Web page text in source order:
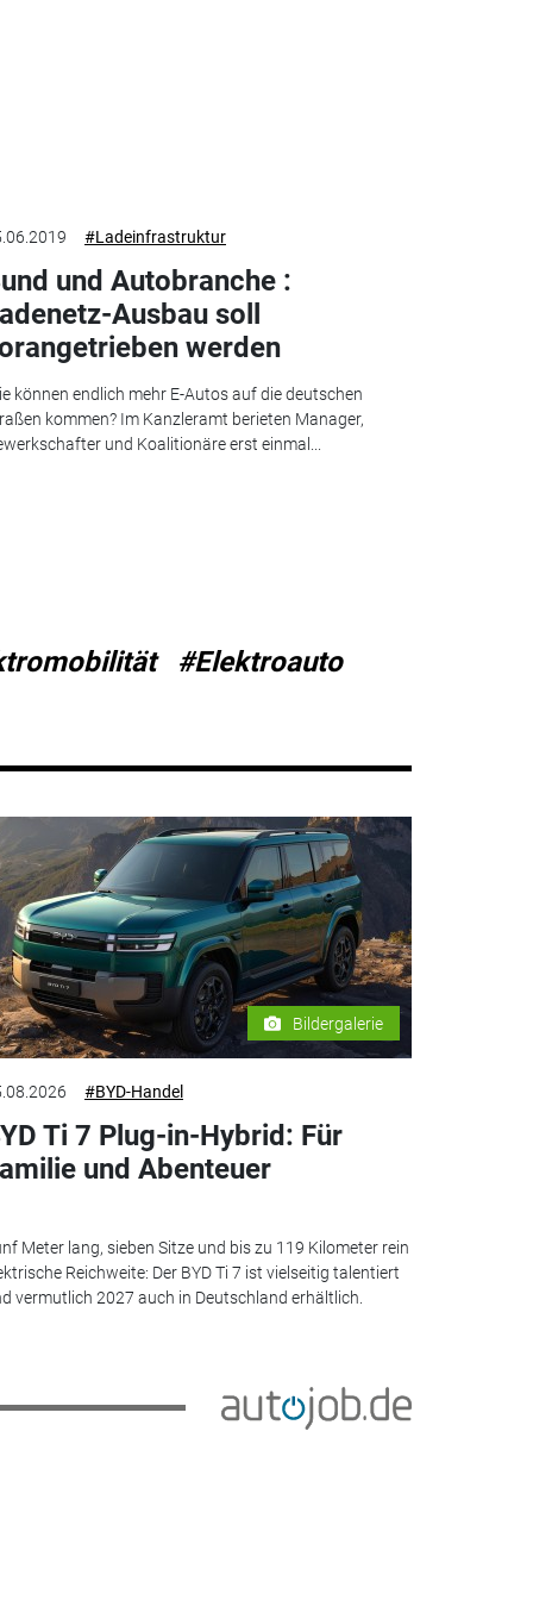
#Ladeinfrastruktur
und Autobranche :
Ausbau soll
werden
können endlich mehr E-Autos auf die deutschen
kommen? Im Kanzleramt berieten Manager,
und Koalitionäre erst einmal...
#Elektroauto
Bildergalerie
#BYD-Handel
Ti 7 Plug-in-Hybrid: Für
und Abenteuer
Meter lang, sieben Sitze und bis zu 119 Kilometer rein
Reichweite: Der BYD Ti 7 ist vielseitig talentiert
vermutlich 2027 auch in Deutschland erhältlich.